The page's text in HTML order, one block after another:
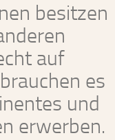
besitzen
auf
es
und
erwerben.